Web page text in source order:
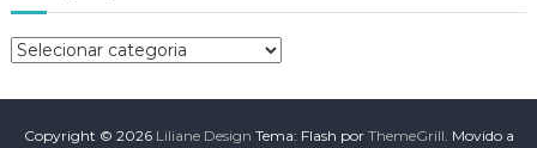
P
s
Copyright © 2026 Liliane Design Tema: Flash por ThemeGrill . Movido a